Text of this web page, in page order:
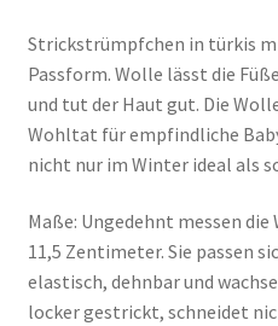
Strickstrümpfchen in türkis
Passform. Wolle lässt die
und tut der Haut gut. Die
Wohltat für empfindliche
nicht nur im Winter ideal als
Maße: Ungedehnt messen die
11,5 Zentimeter. Sie passen
elastisch, dehnbar und
locker gestrickt, schneidet